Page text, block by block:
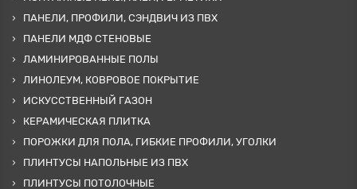
ПАНЕЛИ, ПРОФИЛИ, СЭНДВИЧ ИЗ ПВХ
ПАНЕЛИ МДФ СТЕНОВЫЕ
ЛАМИНИРОВАННЫЕ ПОЛЫ
ЛИНОЛЕУМ, КОВРОВОЕ ПОКРЫТИЕ
ИСКУССТВЕННЫЙ ГАЗОН
КЕРАМИЧЕСКАЯ ПЛИТКА
ПОРОЖКИ ДЛЯ ПОЛА, ГИБКИЕ ПРОФИЛИ, УГОЛКИ
ПЛИНТУСЫ НАПОЛЬНЫЕ ИЗ ПВХ
ПЛИНТУСЫ ПОТОЛОЧНЫЕ